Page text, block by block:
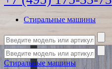
Стиральные машины
Стиральные машины